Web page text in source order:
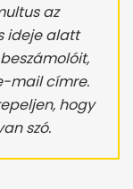
az
ideje alatt
mail címre.
hogy
szó.